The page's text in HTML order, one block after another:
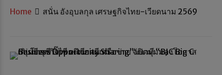
Home สนั่น อังอุบลกุล เศรษฐกิจไทย-เวียดนาม 2569